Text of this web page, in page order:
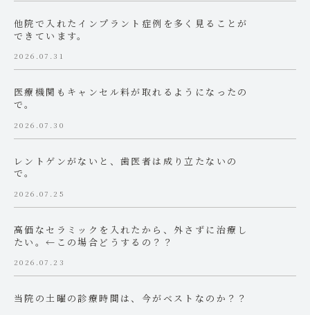
他院で入れたインプラント症例を多く見ることが
できています。
2026.07.31
医療機関もキャンセル料が取れるようになったの
で。
2026.07.30
レントゲンがないと、歯医者は成り立たないの
で。
2026.07.25
高価なセラミックを入れたから、外さずに治療し
たい。←この場合どうするの？？
2026.07.23
当院の土曜の診療時間は、今がベストなのか？？